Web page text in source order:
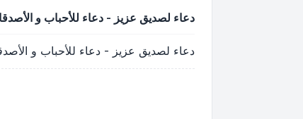
دعاء لصديق عزيز - دعاء للأحباب و
دعاء لصديق عزيز - دعاء للأحباب و